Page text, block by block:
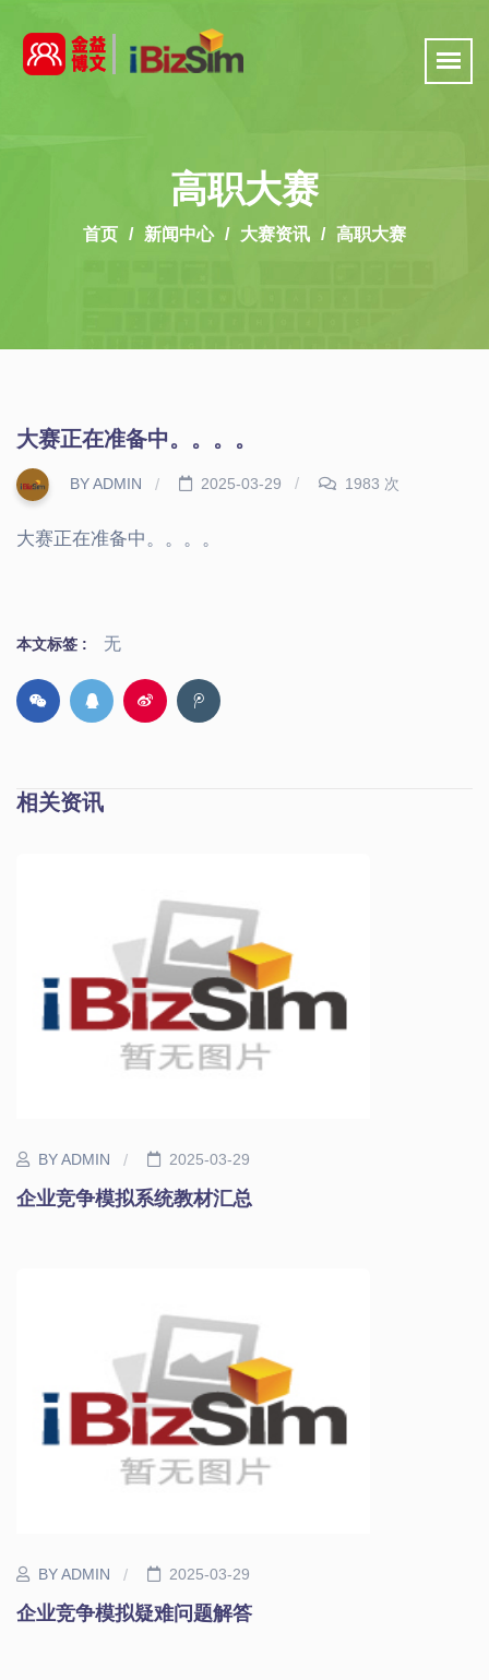
高职大赛
首页 新闻中心 大赛资讯 高职大赛
大赛正在准备中。。。。
BY ADMIN 2025-03-29 1983 次
大赛正在准备中。。。。
本文标签 : 无
相关资讯
BY ADMIN 2025-03-29
企业竞争模拟系统教材汇总
BY ADMIN 2025-03-29
企业竞争模拟疑难问题解答